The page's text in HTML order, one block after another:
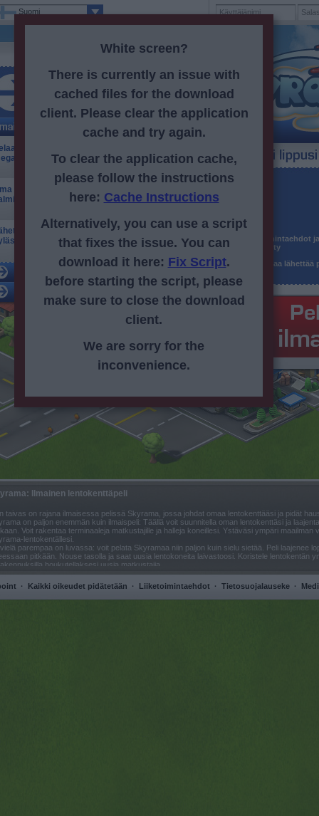
Ilmainen lentokenttäpeli
taivas on rajana ilmaisessa pelissä Skyrama, jossa johdat omaa lentokenttääsi ja pidät
on paljon enemmän kuin ilmaispeli: Täällä voit suunnitella oman lentokenttäsi ja
Voit rakentaa terminaaleja matkustajille ja halleja koneillesi. Ystäväsi ympäri maailman
lentokentällesi.
parempaa on luvassa: voit pelata Skyramaa niin paljon kuin sielu sietää. Peli laajenee
pitkään. Nouse tasolla ja saat uusia lentokoneita laivastoosi. Koristele lentokentän
houkutellaksesi uusia matkustajia.
et pelaa Skyramaa yksin. Tässä ilmaispelissä käyt kavereiden lentokentillä ja kutsut
kansainvälisen lentoliikenteen solmukohta. Missä muussa ilmaispelissä löydät näin
Skyramaan ja lähetä koneesi kiitoradalle!
Suomi
Rekisteröityneitä:
netissä selaimella: Rakenna oma
lentokenttäsi!
online-lentokenttä! Ohjaa lentoliikennettä ja
lennot
lentokoneesi maailman ympäri: käy
kavereiden lentokentillä
Käyttäjänimi
Sähköposti
Liiketoimintaehdot ja
hyväksytty
Minulle saa lähettää
· Kaikki oikeudet pidätetään · Liiketoimintaehdot · Tietosuojalauseke ·
White screen?
There is currently an issue with
cached files for the download
client. Please clear the application
cache and try again.
To clear the application cache,
please follow the instructions
here: Cache Instructions
Alternatively, you can use a script
that fixes the issue. You can
download it here: Fix Script.
before starting the script, please
make sure to close the download
client.
We are sorry for the
inconvenience.